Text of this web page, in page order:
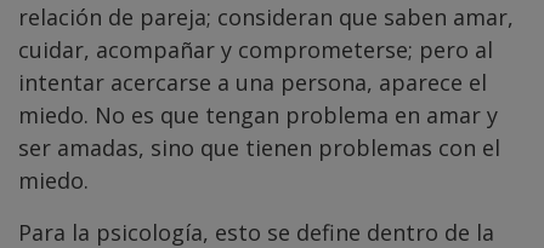
relación de pareja; consideran que saben amar,
cuidar, acompañar y comprometerse; pero al
intentar acercarse a una persona, aparece el
miedo. No es que tengan problema en amar y
ser amadas, sino que tienen problemas con el
miedo.
Para la psicología, esto se define dentro de la